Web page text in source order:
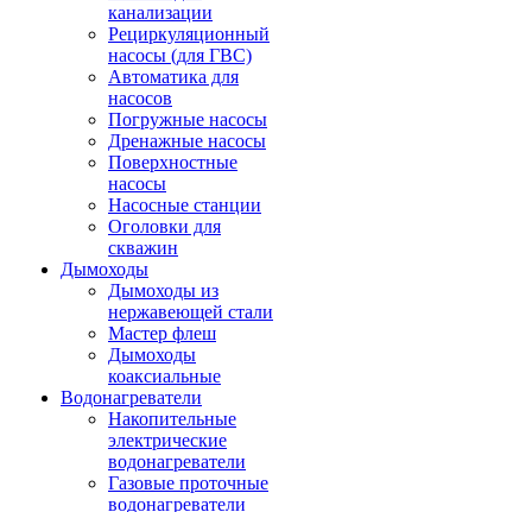
канализации
Рециркуляционный
насосы (для ГВС)
Автоматика для
насосов
Погружные насосы
Дренажные насосы
Поверхностные
насосы
Насосные станции
Оголовки для
скважин
Дымоходы
Дымоходы из
нержавеющей стали
Мастер флеш
Дымоходы
коаксиальные
Водонагреватели
Накопительные
электрические
водонагреватели
Газовые проточные
водонагреватели